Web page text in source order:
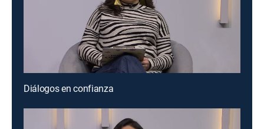
Diálogos en confianza